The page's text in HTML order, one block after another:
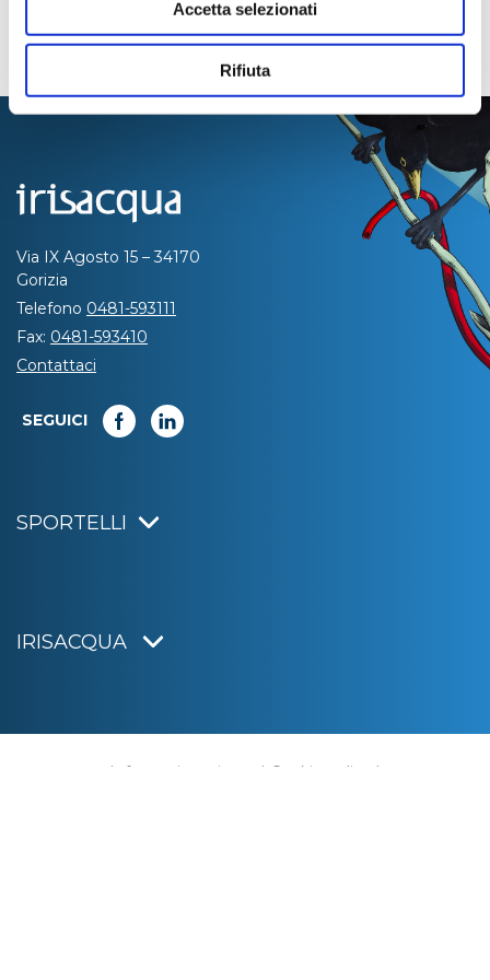
Accetta selezionati
Rifiuta
Via IX Agosto 15 – 34170
Gorizia
Telefono 0481-593111
Fax: 0481-593410
Contattaci
SEGUICI
SPORTELLI
IRISACQUA
Informativa privacy | Cookie policy
|